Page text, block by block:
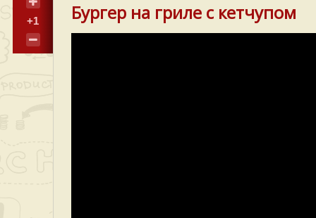
+1 Бургер на гриле с кетчупом